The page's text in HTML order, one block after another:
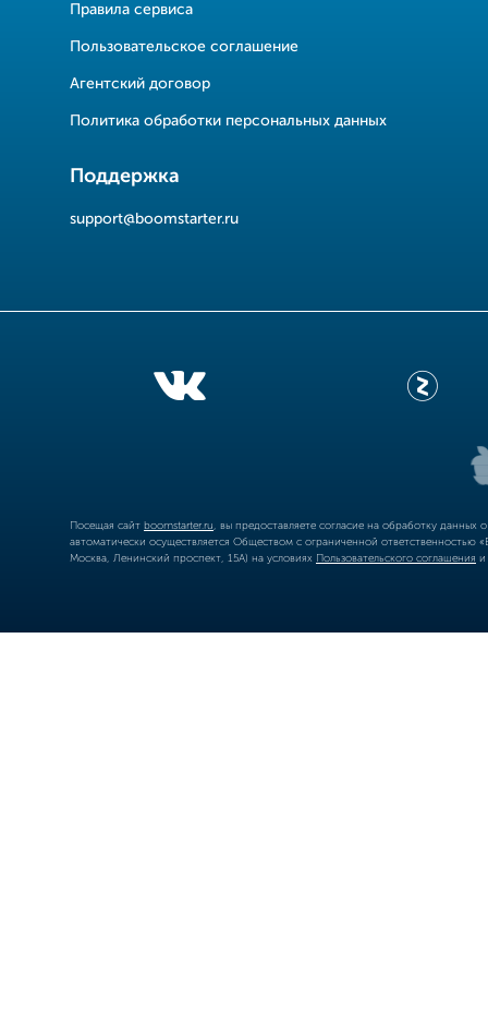
Правила сервиса
Пользовательское соглашение
Агентский договор
Политика обработки персональных данных
Поддержка
support@boomstarter.ru
Посещая сайт boomstarter.ru , вы предоставляете согласие на обработку
автоматически осуществляется Обществом с ограниченной
Москва, Ленинский проспект, 15А) на условиях Пользовательского соглашения и